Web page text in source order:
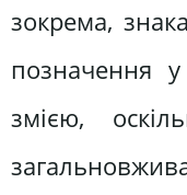
зокрема,
позначення
змією,